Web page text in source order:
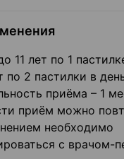
11 лет по 1
по 2 пастилки в
приёма – 1
приём можно
необходимо
с врачом-